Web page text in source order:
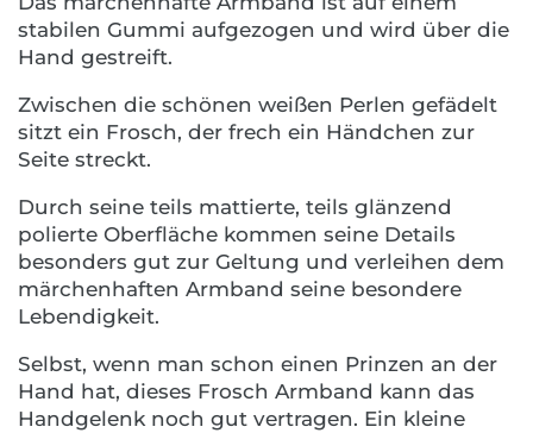
stabilen Gummi aufgezogen und wird über die
Hand gestreift.
Zwischen die schönen weißen Perlen gefädelt
sitzt ein Frosch, der frech ein Händchen zur
Seite streckt.
Durch seine teils mattierte, teils glänzend
polierte Oberfläche kommen seine Details
besonders gut zur Geltung und verleihen dem
märchenhaften Armband seine besondere
Lebendigkeit.
Selbst, wenn man schon einen Prinzen an der
Hand hat, dieses Frosch Armband kann das
Handgelenk noch gut vertragen. Ein kleine